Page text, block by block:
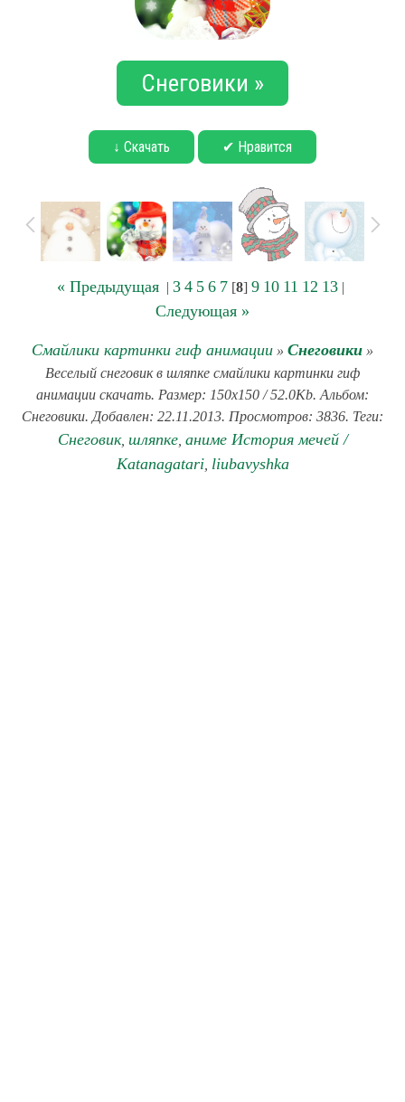
Снеговики »
↓ Скачать ✔ Нравится
« Предыдущая | 3 4 5 6 7 [8] 9 10 11 12 13 |
Следующая »
Смайлики картинки гиф анимации » Снеговики »
Веселый снеговик в шляпке смайлики картинки гиф
анимации скачать. Размер: 150x150 / 52.0Kb. Альбом:
Снеговики. Добавлен: 22.11.2013. Просмотров: 3836. Теги:
Снеговик, шляпке, аниме История мечей /
Katanagatari, liubavyshka